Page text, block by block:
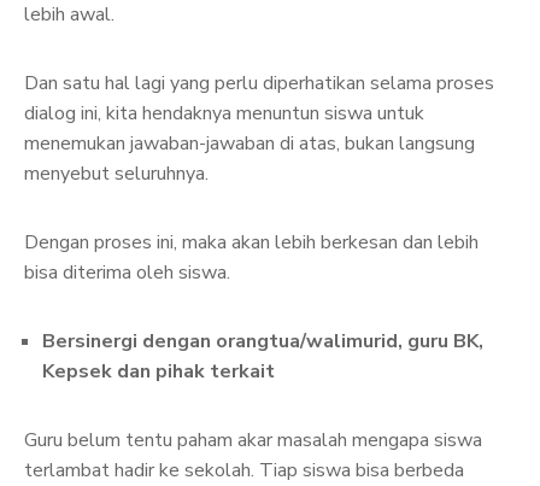
lebih awal.
Dan satu hal lagi yang perlu diperhatikan selama proses
dialog ini, kita hendaknya menuntun siswa untuk
menemukan jawaban-jawaban di atas, bukan langsung
menyebut seluruhnya.
Dengan proses ini, maka akan lebih berkesan dan lebih
bisa diterima oleh siswa.
Bersinergi dengan orangtua/walimurid, guru BK,
Kepsek dan pihak terkait
Guru belum tentu paham akar masalah mengapa siswa
terlambat hadir ke sekolah. Tiap siswa bisa berbeda